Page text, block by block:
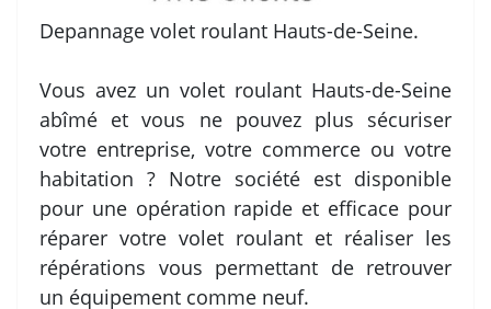
Depannage volet roulant Hauts-de-Seine.
Vous avez un volet roulant Hauts-de-Seine
abîmé et vous ne pouvez plus sécuriser
votre entreprise, votre commerce ou votre
habitation ? Notre société est disponible
pour une opération rapide et efficace pour
réparer votre volet roulant et réaliser les
répérations vous permettant de retrouver
un équipement comme neuf.